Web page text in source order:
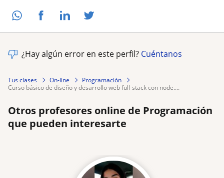
¿Hay algún error en este perfil? Cuéntanos
Tus clases On-line
Programación
curso básico de diseño y desarrollo web full-stack con node....
Otros profesores online de Programación
que pueden interesarte